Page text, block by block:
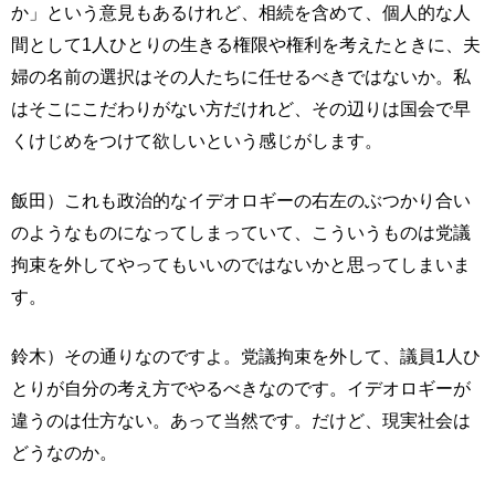
か」という意見もあるけれど、相続を含めて、個人的な人
間として1人ひとりの生きる権限や権利を考えたときに、夫
婦の名前の選択はその人たちに任せるべきではないか。私
はそこにこだわりがない方だけれど、その辺りは国会で早
くけじめをつけて欲しいという感じがします。
飯田）これも政治的なイデオロギーの右左のぶつかり合い
のようなものになってしまっていて、こういうものは党議
拘束を外してやってもいいのではないかと思ってしまいま
す。
鈴木）その通りなのですよ。党議拘束を外して、議員1人ひ
とりが自分の考え方でやるべきなのです。イデオロギーが
違うのは仕方ない。あって当然です。だけど、現実社会は
どうなのか。